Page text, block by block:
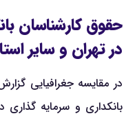
حقوق کارشناسان
در تهران و سایر
در مقایسه جغرافیایی
بانکداری و سرمایه